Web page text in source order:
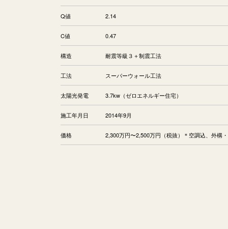
Q値 2.14
C値 0.47
構造 耐震等級３＋制震工法
工法 スーパーウォール工法
太陽光発電 3.7kw（ゼロエネルギー住宅）
施工年月日 2014年9月
価格 2,300万円〜2,500万円（税抜）＊空調込、外構